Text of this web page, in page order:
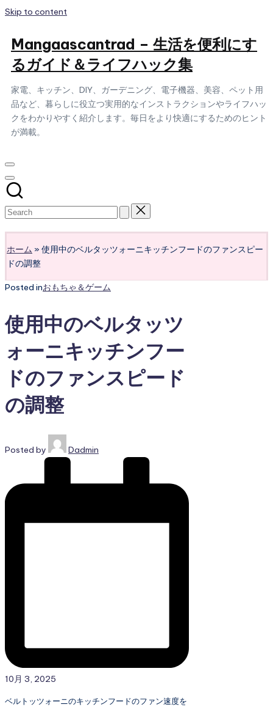
Skip to content
Mangaascantrad – 生活を便利にす
るガイド＆ライフハック集
家電、キッチン、DIY、ガーデニング、電子機器、美容、ペット用
品など、暮らしに役立つ実用的なインストラクションやライフハッ
クをわかりやすく紹介します。毎日をより快適にするためのヒント
が満載。
ホーム » 使用中のベルタッツォーニキッチンフードのファンスピー
ドの調整
Posted inおもちゃ＆ゲーム
使用中のベルタッツ
ォーニキッチンフー
ドのファンスピード
の調整
Posted by Dadmin
10月 3, 2025
ベルトッツォーニのキッチンフードのファン速度を